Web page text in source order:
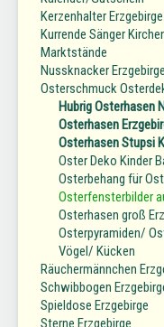
Kerzenhalter Erzgebirge
Kurrende Sänger
Marktstände
Nussknacker
Osterschmuck
Hubrig Osterhasen
Osterhasen
Osterhasen Stupsi
Oster Deko Kinder
Osterbehang für
Osterfensterbilder
Osterhasen groß
Osterpyramiden/
Vögel/ Kücken
Räuchermännchen
Schwibbogen
Spieldose Erzgebirge
Sterne Erzgebirge